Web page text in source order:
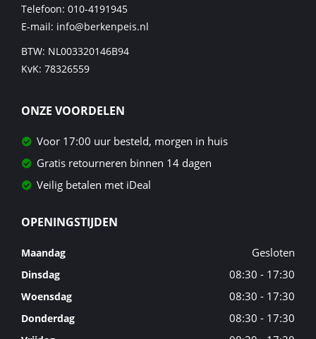
Telefoon: 010-4191945
E-mail: info@berkenpeis.nl
BTW: NL003320146B94
KvK: 78326559
ONZE VOORDELEN
Voor 17:00 uur besteld, morgen in huis
Gratis retourneren binnen 14 dagen
Veilig betalen met iDeal
OPENINGSTIJDEN
Maandag Gesloten
Dinsdag 08:30 - 17:30
Woensdag 08:30 - 17:30
Donderdag 08:30 - 17:30